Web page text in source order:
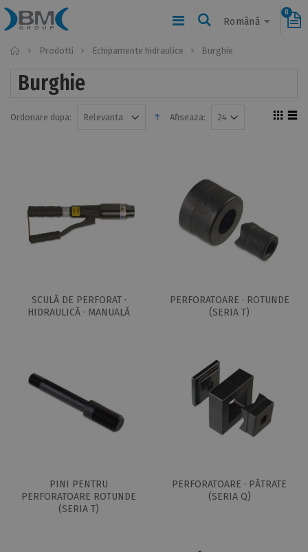
Română
0
Home
Prodotti Echipamente hidraulice Burghie
Burghie
Ordonare dupa: Afiseaza:
SCULĂ DE PERFORAT ·
HIDRAULICĂ · MANUALĂ
PERFORATOARE · ROTUNDE
(SERIA T)
PINI PENTRU
PERFORATOARE ROTUNDE
(SERIA T)
PERFORATOARE · PĂTRATE
(SERIA Q)